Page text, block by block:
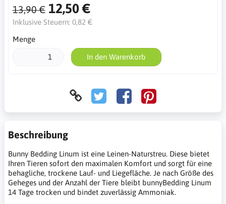
13,90 € 12,50 €
Inklusive Steuern: 0,82 €
Menge
In den Warenkorb
Beschreibung
Bunny Bedding Linum ist eine Leinen-Naturstreu. Diese bietet
Ihren Tieren sofort den maximalen Komfort und sorgt für eine
behagliche, trockene Lauf- und Liegefläche. Je nach Größe des
Geheges und der Anzahl der Tiere bleibt bunnyBedding Linum
14 Tage trocken und bindet zuverlässig Ammoniak.